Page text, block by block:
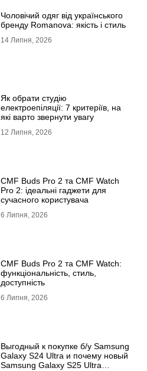
Чоловічий одяг від українського
бренду Romanova: якість і стиль
14 Липня, 2026
Як обрати студію
електроепіляції: 7 критеріїв, на
які варто звернути увагу
12 Липня, 2026
CMF Buds Pro 2 та CMF Watch
Pro 2: ідеальні гаджети для
сучасного користувача
6 Липня, 2026
CMF Buds Pro 2 та CMF Watch:
функціональність, стиль,
доступність
6 Липня, 2026
Выгодный к покупке б/у Samsung
Galaxy S24 Ultra и почему новый
Samsung Galaxy S25 Ultra